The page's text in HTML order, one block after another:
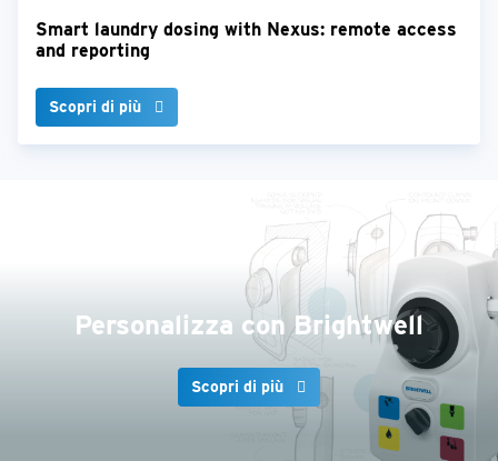
Smart laundry dosing with Nexus: remote access
and reporting
Scopri di più
Personalizza con Brightwell
Scopri di più